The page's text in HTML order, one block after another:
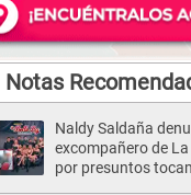
Notas
Naldy Saldaña
excompañero de
por presuntos